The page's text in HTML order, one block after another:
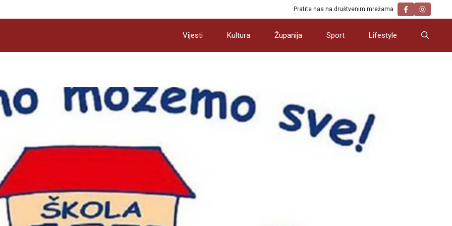
Pratite nas na društvenim mrežama
Vijesti Kultura Županija Sport Lifestyle